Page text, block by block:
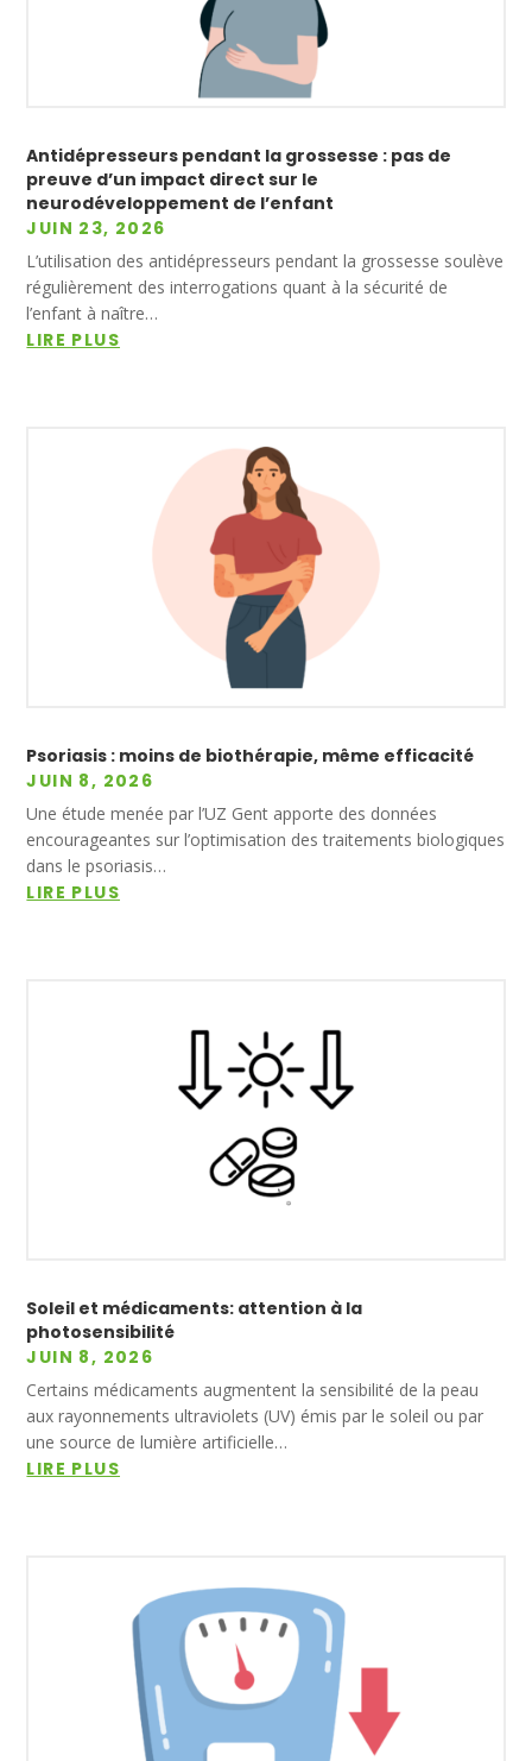
Antidépresseurs pendant la grossesse : pas de
preuve d’un impact direct sur le
neurodéveloppement de l’enfant
JUIN 23, 2026
L’utilisation des antidépresseurs pendant la grossesse soulève
régulièrement des interrogations quant à la sécurité de
l’enfant à naître…
LIRE PLUS
Psoriasis : moins de biothérapie, même efficacité
JUIN 8, 2026
Une étude menée par l’UZ Gent apporte des données
encourageantes sur l’optimisation des traitements biologiques
dans le psoriasis…
LIRE PLUS
Soleil et médicaments: attention à la
photosensibilité
JUIN 8, 2026
Certains médicaments augmentent la sensibilité de la peau
aux rayonnements ultraviolets (UV) émis par le soleil ou par
une source de lumière artificielle…
LIRE PLUS